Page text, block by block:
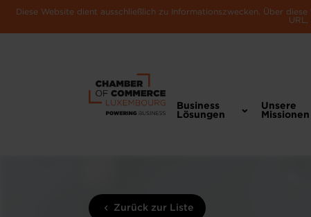
Diese Website dient ausschließlich zu Informationszwecken. Über
Business
Lösungen
Unsere
Missionen
Zurück zur Liste